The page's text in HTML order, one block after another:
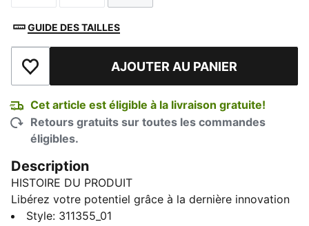
GUIDE DES TAILLES
Ajouter à la liste de souhaits
AJOUTER AU PANIER
Cet article est éligible à la livraison gratuite!
Retours gratuits sur toutes les commandes
éligibles.
Description
HISTOIRE DU PRODUIT
Libérez votre potentiel grâce à la dernière innovation
de PUMA en matière de basket-ball. Dotée de mousse
Style: 311355_01